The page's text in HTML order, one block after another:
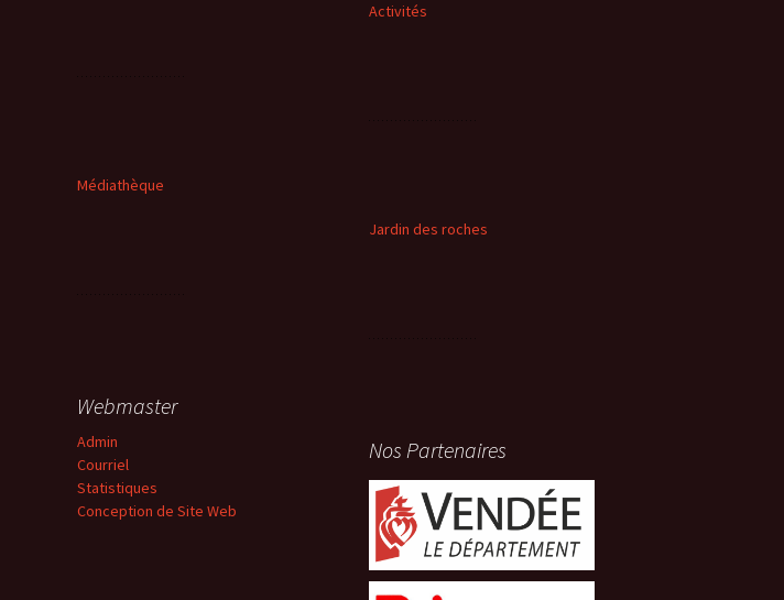
Activités
Médiathèque
Jardin des roches
Webmaster
Admin
Courriel
Statistiques
Conception de Site Web
Nos Partenaires